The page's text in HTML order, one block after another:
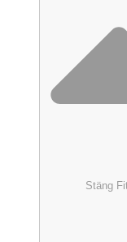
Stäng